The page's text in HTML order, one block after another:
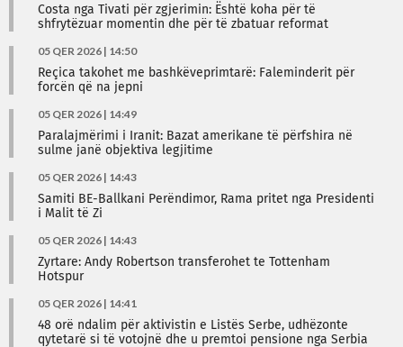
Costa nga Tivati për zgjerimin: Është koha për të
shfrytëzuar momentin dhe për të zbatuar reformat
05 QER 2026 | 14:50
Reçica takohet me bashkëveprimtarë: Faleminderit për
forcën që na jepni
05 QER 2026 | 14:49
Paralajmërimi i Iranit: Bazat amerikane të përfshira në
sulme janë objektiva legjitime
05 QER 2026 | 14:43
Samiti BE-Ballkani Perëndimor, Rama pritet nga Presidenti
i Malit të Zi
05 QER 2026 | 14:43
Zyrtare: Andy Robertson transferohet te Tottenham
Hotspur
05 QER 2026 | 14:41
48 orë ndalim për aktivistin e Listës Serbe, udhëzonte
qytetarë si të votojnë dhe u premtoi pensione nga Serbia